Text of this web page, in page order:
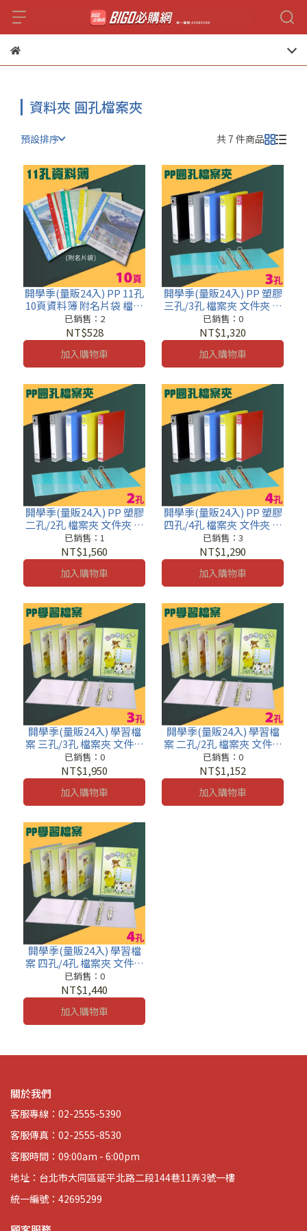
資料夾 圓孔檔案夾
預設排序 共 7 件商品
開學季(量販24入) PP 11孔
10頁資料簿 附名片袋 檔案
簿 文件簿 檔案夾 資料本
01-501
已銷售：2
NT$528
加入購物車
開學季(量販24入) PP 塑膠
三孔/3孔 檔案夾 文件夾 資
料夾 07-101
已銷售：0
NT$1,320
加入購物車
開學季(量販24入) PP 塑膠
二孔/2孔 檔案夾 文件夾 資
料夾 05-101
已銷售：1
NT$1,560
加入購物車
開學季(量販24入) PP 塑膠
四孔/4孔 檔案夾 文件夾 資
料夾 09-101
已銷售：3
NT$1,290
加入購物車
開學季(量販24入) 學習檔
案 三孔/3孔 檔案夾 文件夾
資料夾 07-401 塑膠
已銷售：0
NT$1,950
加入購物車
開學季(量販24入) 學習檔
案 二孔/2孔 檔案夾 文件夾
資料夾 05-401 塑膠
已銷售：0
NT$1,152
加入購物車
開學季(量販24入) 學習檔
案 四孔/4孔 檔案夾 文件夾
資料夾 09-401 塑膠
已銷售：0
NT$1,440
加入購物車
關於我們
客服專線：02-2555-5390
客服傳真：02-2555-8530
客服時間：09:00am - 6:00pm
地址：台北市大同區延平北路二段144巷11弄3號一樓
統一編號：42695299